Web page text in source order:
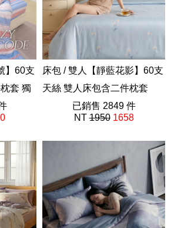
】60支
套 獨
床包 / 雙人【靜藍花影】60支
天絲 雙人床包含二件枕套
202605新品已銷售 2849 件
NT1950 1658